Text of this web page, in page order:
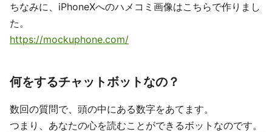
ちなみに、iPhoneXへのハメコミ画像はこちらで作りまし
た。
https://mockuphone.com/
何をするチャットボットなの？
数回の質問で、頭の中にある数字をあてます。
つまり、あなたの心を読むことができるボットなのです。